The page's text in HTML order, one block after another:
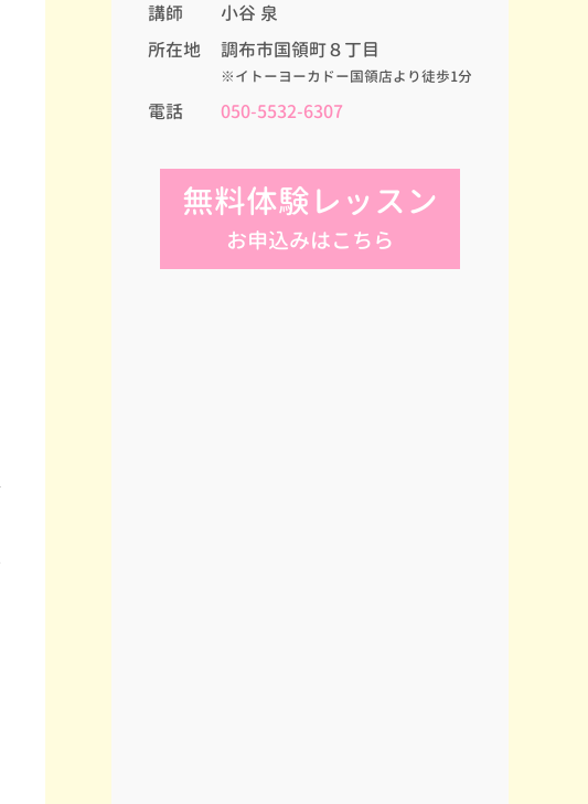
講師
小谷 泉
所在地
調布市国領町８丁目
※イトーヨーカドー国領店より徒歩1分
電話 050-5532-6307
無料体験レッスン
お申込みはこちら